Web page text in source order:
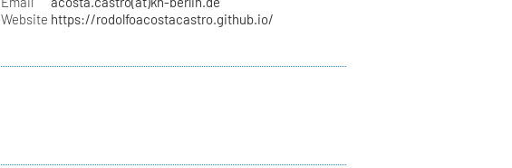
Website https://rodolfoacostacastro.github.io/